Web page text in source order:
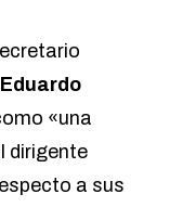
Eduardo
«una
dirigente
a sus